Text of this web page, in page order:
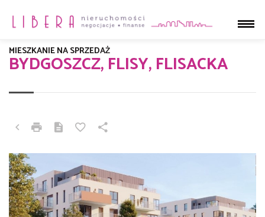
BYDGOSZCZ, FLISY, FLISACKA
MIESZKANIE NA SPRZEDAŻ